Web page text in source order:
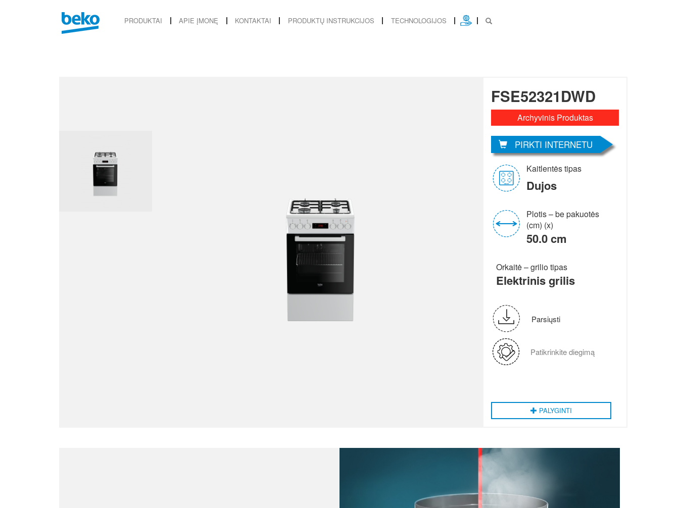
PRODUKTAI APIE ĮMONĘ KONTAKTAI PRODUKTŲ INSTRUKCIJOS TECHNOLOGIJOS
FSE52321DWD
Archyvinis Produktas
PIRKTI INTERNETU
Kaitlentės tipas
Dujos
Plotis – be pakuotės
(cm) (x)
50.0 cm
Orkaitė – grilio tipas
Elektrinis grilis
Parsiųsti
Patikrinkite diegimą
PALYGINTI